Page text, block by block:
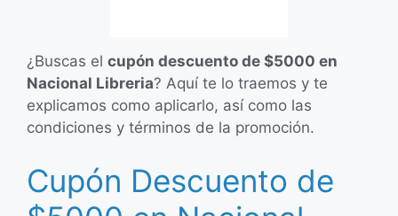
¿Buscas el cupón descuento de $5000 en
Nacional Libreria? Aquí te lo traemos y te
explicamos como aplicarlo, así como las
condiciones y términos de la promoción.
Cupón Descuento de